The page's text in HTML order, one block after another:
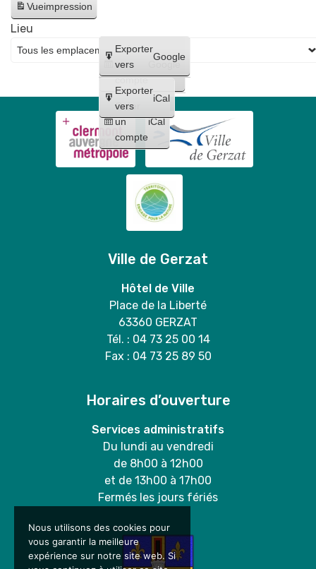
Vueimpression
Créer
un
compte
Google
Créer
un
compte
iCal
Exporter
vers
Google
Exporter
vers
iCal
Lieu
Ville de Gerzat
Hôtel de Ville
Place de la Liberté
63360 GERZAT
Tél. : 04 73 25 00 14
Fax : 04 73 25 89 50
Horaires d’ouverture
Services administratifs
Du lundi au vendredi
de 8h00 à 12h00
et de 13h00 à 17h00
Fermés les jours fériés
Nous utilisons des cookies pour
vous garantir la meilleure
expérience sur notre site web. Si